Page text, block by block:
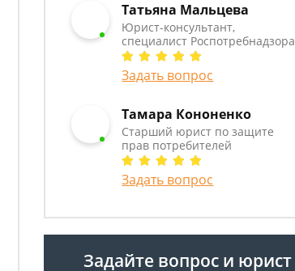
Татьяна Мальцева
Юрист-консультант,
специалист Роспотребнадзора
Задать вопрос
Тамара Кононенко
Старший юрист по защите
прав потребителей
Задать вопрос
Задайте вопрос и юрист